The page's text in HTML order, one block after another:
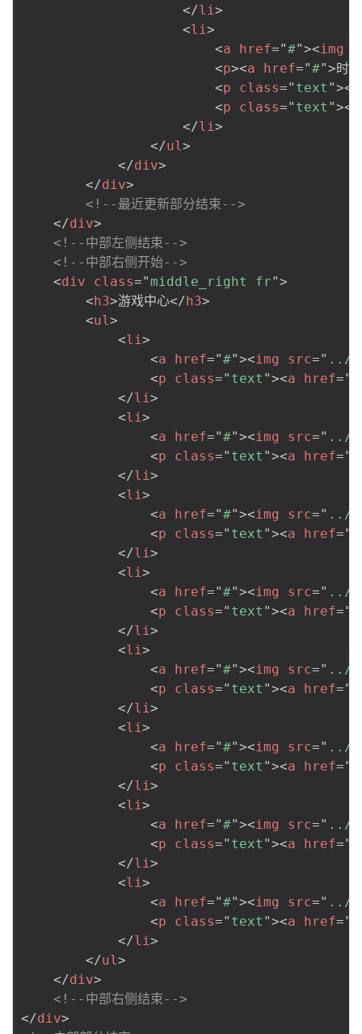
</li>
<li>
<a href="#"><img
<p><a href="#">时雨
<p class=" text "><
<p class=" text "><
</li>
</ul>
</div>
</div>
<!--最近更新部分结束-->
</div>
<!--中部左侧结束-->
<!--中部右侧开始-->
<div class=" middle_right fr">
<h3>游戏中心</h3>
<ul>
<li>
<a href="#"><img src=" ../
<p class=" text "><a href="
</li>
<li>
<a href="#"><img src=" ../
<p class=" text "><a href="
</li>
<li>
<a href="#"><img src=" ../
<p class=" text "><a href="
</li>
<li>
<a href="#"><img src=" ../
<p class=" text "><a href="
</li>
<li>
<a href="#"><img src=" ../
<p class=" text "><a href="
</li>
<li>
<a href="#"><img src=" ../
<p class=" text "><a href="
</li>
<li>
<a href="#"><img src=" ../
<p class=" text "><a href="
</li>
<li>
<a href="#"><img src=" ../
<p class=" text "><a href="
</li>
</ul>
</div>
<!--中部右侧结束-->
</div>